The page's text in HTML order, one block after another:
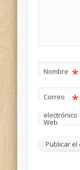
Nombre *
Correo
electrónico
*
Web